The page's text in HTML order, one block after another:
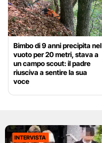
Bimbo di 9 anni precipita nel
vuoto per 20 metri, stava a
un campo scout: il padre
riusciva a sentire la sua
voce
INTERVISTA